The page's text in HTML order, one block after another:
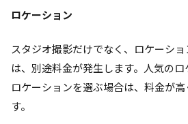
ロケーション
スタジオ撮影だけでなく、ロケーシ
は、別途料金が発生します。人気の
ロケーションを選ぶ場合は、料金が
す。